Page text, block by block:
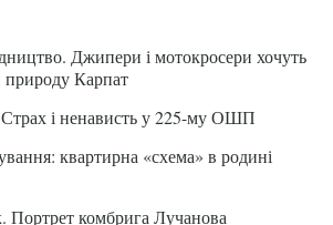
Джипери і мотокросери хочуть
природу Карпат
і ненависть у 225-му ОШП
квартирна «схема» в родині
Портрет комбрига Лучанова